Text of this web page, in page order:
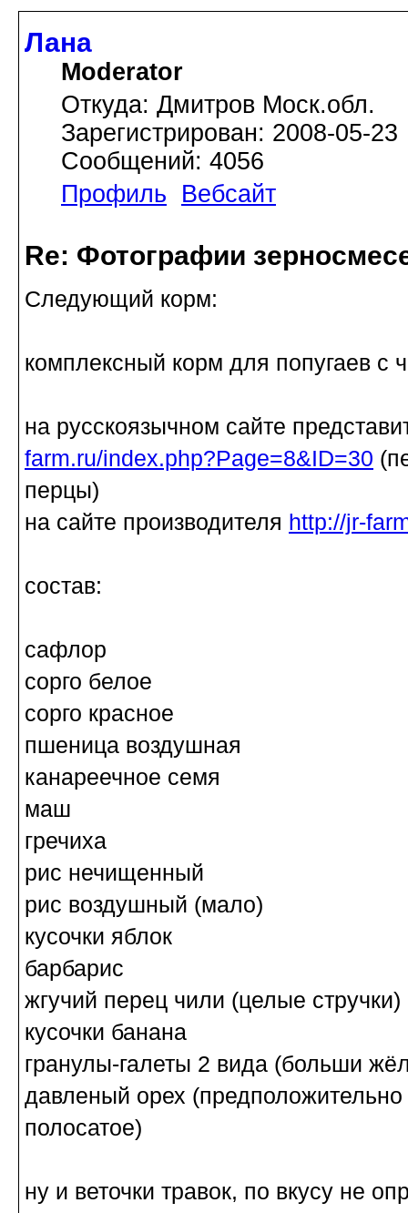
Лана
Moderator
Откуда: Дмитров Моск.обл.
Зарегистрирован: 2008-05-23
Сообщений: 4056
Профиль
Вебсайт
Re: Фотографии
Следующий корм:
комплексный корм для попугаев с
на русскоязычном сайте
farm.ru/index.php?Page=8&ID=30
перцы)
на сайте производителя http://jr-
состав:
сафлор
сорго белое
сорго красное
пшеница воздушная
канареечное семя
маш
гречиха
рис нечищенный
рис воздушный (мало)
кусочки яблок
барбарис
жгучий перец чили (целые стручки)
кусочки банана
гранулы-галеты 2 вида (больши
давленый орех
полосатое)
ну и веточки травок, по вкусу не